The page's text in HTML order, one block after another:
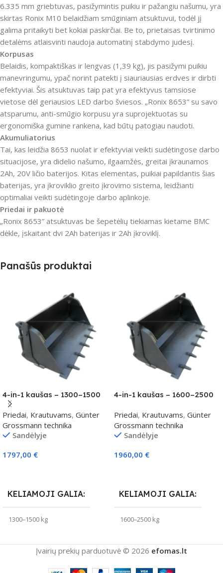
6.335 mm griebtuvas, pasižymintis puikiu ir pažangiu našumu, yra
skirtas Ronix M10 belaidžiam smūginiam atsuktuvui, todėl jį
galima pritaikyti bet kokiai paskirčiai. Be to, prietaisas tvirtinimo
detalėms atlaisvinti naudoja automatinį stabdymo judesį.
Korpusas
Belaidis, kompaktiškas ir lengvas (1,39 kg), jis pasižymi puikiu
manevringumu, ypač norint patekti į siauriausias erdves ir dirbti
efektyviai. Šis atsuktuvas taip pat yra efektyvus tamsiose
vietose dėl geriausios LED darbo šviesos. „Ronix 8653” su savo
atsparumu, anti-smūgio korpusu yra suprojektuotas su
ergonomiška gumine rankena, kad būtų patogiau naudoti.
Akumuliatorius
Tai, kas leidžia 8653 nuolat ir efektyviai veikti sudėtingose darbo
situacijose, yra didelio našumo, ilgaamžės, greitai įkraunamos
2Ah, 20V ličio baterijos. Kitas elementas, puikiai papildantis šias
baterijas, yra įkroviklio greito įkrovimo sistema, leidžianti
optimaliai veikti sudėtingoje darbo aplinkoje.
Priedai ir pakuotė
„Ronix 8653” atsuktuvas be šepetėlių tiekiamas kietame BMC
dėkle, įskaitant dvi 2Ah baterijas ir 2Ah įkroviklį.
Panašūs produktai
4-in-1 kaušas – 1300–1500
kg klasei
Priedai, Krautuvams, Günter
Grossmann technika
Sandėlyje
1797,00 €
KELIAMOJI GALIA
1300–1500 kg
4-in-1 kaušas – 1600–2500
Priedai, Krautuvams, Günter
Grossmann technika
Sandėlyje
1960,00 €
KELIAMOJI GALIA
1600–2500 kg
Įvairių prekių parduotuvė © 2026 efomas.lt